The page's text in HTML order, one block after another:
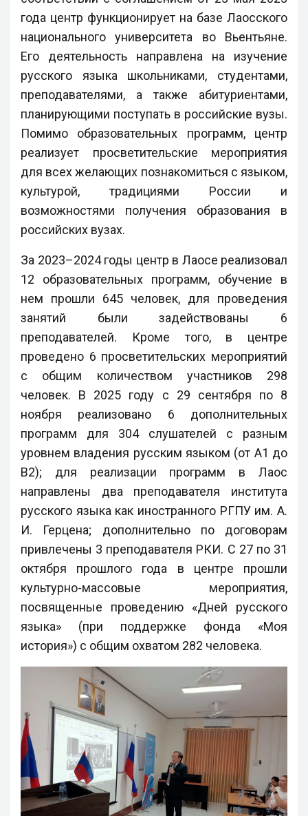
года центр функционирует на базе Лаосского
национального университета во Вьентьяне.
Его деятельность направлена на изучение
русского языка школьниками, студентами,
преподавателями, а также абитуриентами,
планирующими поступать в российские вузы.
Помимо образовательных программ, центр
реализует просветительские мероприятия
для всех желающих познакомиться с языком,
культурой, традициями России и
возможностями получения образования в
российских вузах.
За 2023–2024 годы центр в Лаосе реализовал
12 образовательных программ, обучение в
нем прошли 645 человек, для проведения
занятий были задействованы 6
преподавателей. Кроме того, в центре
проведено 6 просветительских мероприятий
с общим количеством участников 298
человек. В 2025 году с 29 сентября по 8
ноября реализовано 6 дополнительных
программ для 304 слушателей с разным
уровнем владения русским языком (от А1 до
В2); для реализации программ в Лаос
направлены два преподавателя института
русского языка как иностранного РГПУ им. А.
И. Герцена; дополнительно по договорам
привлечены 3 преподавателя РКИ. С 27 по 31
октября прошлого года в центре прошли
культурно-массовые мероприятия,
посвященные проведению «Дней русского
языка» (при поддержке фонда «Моя
история») с общим охватом 282 человека.